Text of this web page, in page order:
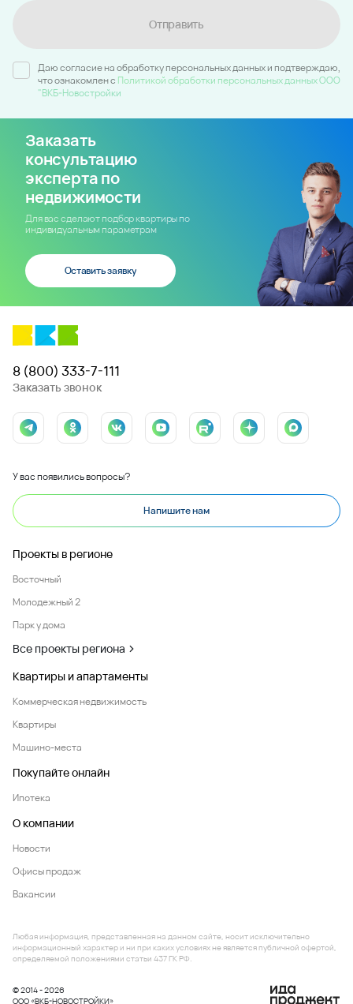
Отправить
Даю согласие на обработку персональных данных и подтверждаю,
что ознакомлен c Политикой обработки персональных данных ООО
"ВКБ-Новостройки
Заказать
консультацию
эксперта по
недвижимости
Для вас сделают подбор квартиры по
индивидуальным параметрам
Оставить заявку
8 (800) 333-7-111
Заказать звонок
У вас появились вопросы?
Напишите нам
Проекты в регионе
Восточный
Молодежный 2
Парк у дома
Все проекты региона
Квартиры и апартаменты
Коммерческая недвижимость
Квартиры
Машино-места
Покупайте онлайн
Ипотека
О компании
Новости
Офисы продаж
Вакансии
© 2014 - 2026
ООО «ВКБ-НОВОСТРОЙКИ»
Любая информация, представленная на данном сайте, носит исключительно
информационный характер и ни при каких условиях не является публичной офертой,
определяемой положениями статьи 437 ГК РФ.